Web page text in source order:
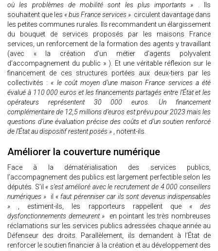
où les problèmes de mobilité sont les plus importants » . Ils
souhaitent que les « bus France services » circulent davantage dans
les petites communes rurales. Ils recommandent un élargissement
du bouquet de services proposés par les maisons France
services, un renforcement de la formation des agents y travaillant
(avec « la création d’un métier d’agents polyvalent
d’accompagnement du public » ). Et une véritable réflexion sur le
financement de ces structures portées aux deux-tiers par les
collectivités : « le coût moyen d’une maison France services a été
évalué à 110 000 euros et les financements partagés entre l’État et les
opérateurs représentent 30 000 euros. Un financement
complémentaire de 12,5 millions d’euros est prévu pour 2023 mais les
questions d’une évaluation précise des coûts et d’un soutien renforcé
de l’État au dispositif restent posés » , notent-ils.
Améliorer la couverture numérique
Face à la dématérialisation des services publics,
l’accompagnement des publics est largement perfectible selon les
députés. S’il « s’est amélioré avec le recrutement de 4 000 conseillers
numériques »
il « faut pérenniser car ils sont devenus indispensables
» , estiment-ils, les rapporteurs rappellent que « des
dysfonctionnements demeurent »
en pointant les très nombreuses
réclamations sur les services publics adressées chaque année au
Défenseur des droits. Parallèlement, ils demandent à l’État de
renforcer le soutien financier à la création et au développement des